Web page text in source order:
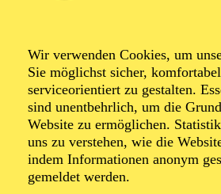
Wir verwenden Cookies, um
Sie möglichst sicher,
serviceorientiert zu gestalten.
sind unentbehrlich, um die
Website zu ermöglichen.
uns zu verstehen, wie die
indem Informationen anonym
gemeldet werden.
Smile
Ein Chaplin-Abend von Ben Van
Armen
Musik von Louis Armstrong,
Chaplin, Léo Delibes, Bobby
Wagner, Tom